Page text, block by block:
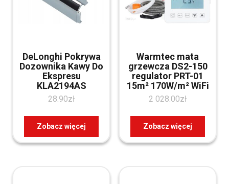
DeLonghi Pokrywa
Dozownika Kawy Do
Ekspresu
KLA2194AS
28.90zł
Zobacz więcej
Warmtec mata
grzewcza DS2-150
regulator PRT-01
15m² 170W/m² WiFi
2 028.00zł
Zobacz więcej